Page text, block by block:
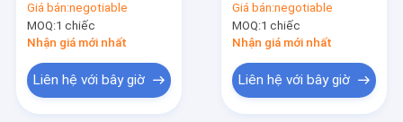
đích uốn và cuộn
Giá bán:negotiable
MOQ:1 chiếc
Nhận giá mới nhất
Liên hệ với bây giờ
của nhà máy điện với
C12000 / C12200
Giá bán:negotiable
MOQ:1 chiếc
Nhận giá mới nhất
Liên hệ với bây giờ